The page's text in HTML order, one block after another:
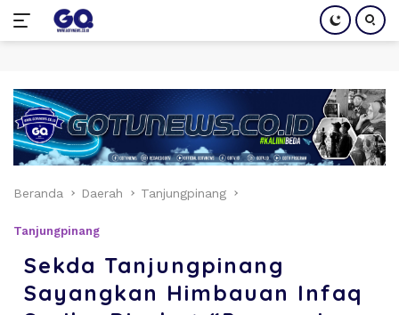
konten
Beranda Daerah Tanjungpinang
Tanjungpinang
Sekda Tanjungpinang
Sayangkan Himbauan Infaq